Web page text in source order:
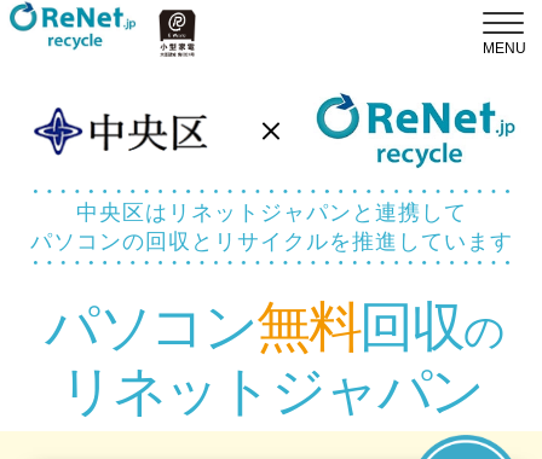
中央区はリネットジャパンと連携して
パソコンの回収とリサイクルを推進しています
パソコン無料回収の
リネットジャパン